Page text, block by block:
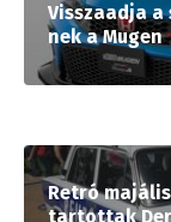
Visszaadja a
nek a Mugen
Retró
tartottak